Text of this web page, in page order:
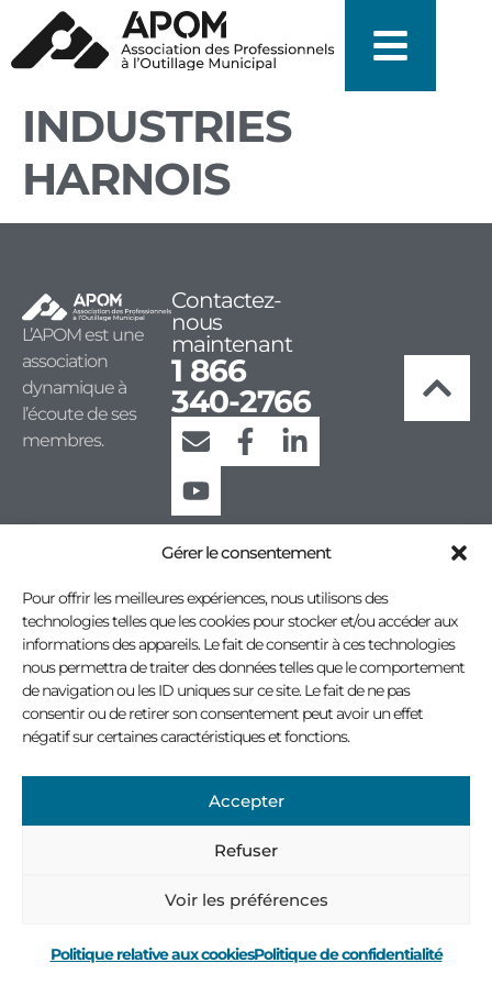
Gérer le consentement
Pour offrir les meilleures expériences, nous utilisons des
technologies telles que les cookies pour stocker et/ou accéder aux
informations des appareils. Le fait de consentir à ces technologies
nous permettra de traiter des données telles que le comportement
de navigation ou les ID uniques sur ce site. Le fait de ne pas
consentir ou de retirer son consentement peut avoir un effet
négatif sur certaines caractéristiques et fonctions.
Accepter
Refuser
Voir les préférences
Politique relative aux cookiesPolitique de confidentialité
INDUSTRIES
HARNOIS
L’APOM est une
association
dynamique à
l’écoute de ses
membres.
Contactez-
nous
maintenant
1 866
340-2766
Tous droits réservés © 2026 Association des professionnels à l'outillage municipal
Conception site Internet : Virage multimédia